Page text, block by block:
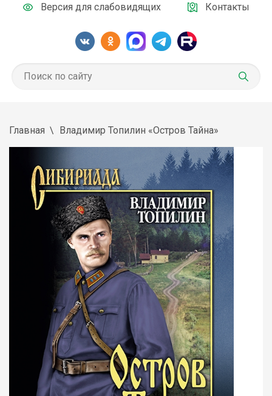
Версия для слабовидящих Контакты
Главная Владимир Топилин «Остров Тайна»